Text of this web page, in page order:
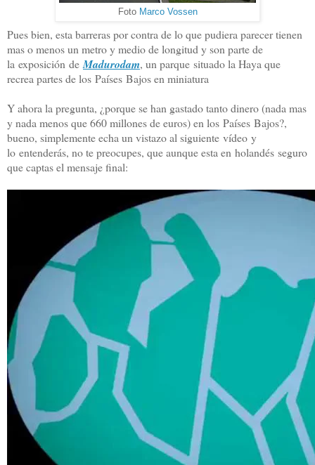
Foto Marco Vossen
Pues bien, esta barreras por contra de lo que pudiera parecer tienen
mas o menos un metro y medio de longitud y son parte de
la exposición de Madurodam, un parque situado la Haya que
recrea partes de los Países Bajos en miniatura
Y ahora la pregunta, ¿porque se han gastado tanto dinero (nada mas
y nada menos que 660 millones de euros) en los Países Bajos?,
bueno, simplemente echa un vistazo al siguiente vídeo y
lo entenderás, no te preocupes, que aunque esta en holandés seguro
que captas el mensaje final: